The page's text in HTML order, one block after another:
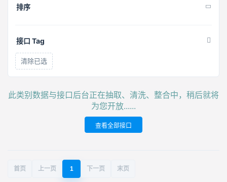
排序
接口 Tag
清除已选
此类别数据与接口后台正在抽取、清洗、整合中，稍后就将
为您开放......
查看全部接口
首页 上一页 1 下一页 末页